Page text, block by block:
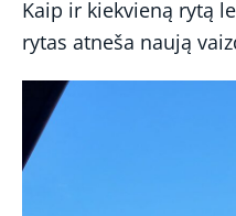
Kaip ir kiekvieną rytą
rytas atneša naują